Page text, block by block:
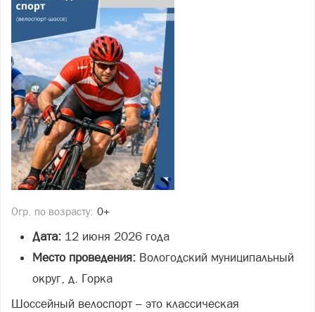
Огр. по возрасту: 0+
Дата: 12 июня 2026 года
Место проведения: Вологодский муниципальный
округ, д. Горка
Шоссейный велоспорт – это классическая